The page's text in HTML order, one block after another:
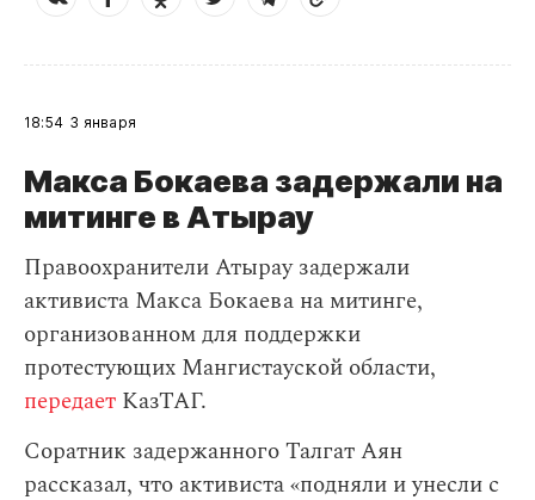
18:54 3 января
Макса Бокаева задержали на
митинге в Атырау
Правоохранители Атырау задержали
активиста Макса Бокаева на митинге,
организованном для поддержки
протестующих Мангистауской области,
передает КазТАГ.
Соратник задержанного Талгат Аян
рассказал, что активиста «подняли и унесли с